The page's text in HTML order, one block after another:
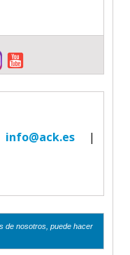
info@ack.es
|
de nosotros, puede hacer